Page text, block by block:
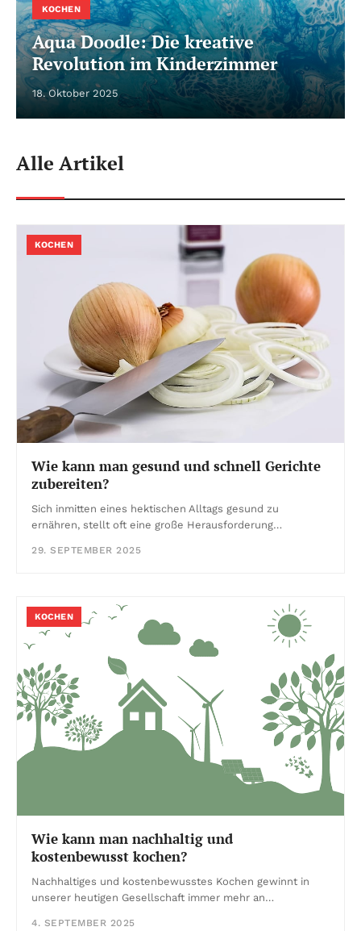
KOCHEN
Aqua Doodle: Die kreative
Revolution im Kinderzimmer
18. Oktober 2025
Alle Artikel
KOCHEN
Wie kann man gesund und schnell Gerichte
zubereiten?
Sich inmitten eines hektischen Alltags gesund zu
ernähren, stellt oft eine große Herausforderung…
29. SEPTEMBER 2025
KOCHEN
Wie kann man nachhaltig und
kostenbewusst kochen?
Nachhaltiges und kostenbewusstes Kochen gewinnt in
unserer heutigen Gesellschaft immer mehr an…
4. SEPTEMBER 2025